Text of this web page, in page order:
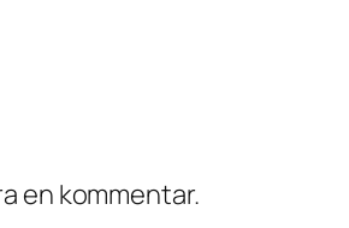
en kommentar.